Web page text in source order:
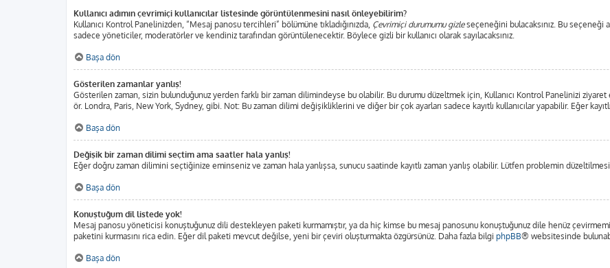
Kullanıcı adımın çevrimiçi kullanıcılar listesinde görüntülenmesini nasıl önleyebilirim?
Kullanıcı Kontrol Panelinizden, “Mesaj panosu tercihleri” bölümüne tıkladığınızda, Çevrimiçi durumumu gizleseçeneğini bulacaksınız. Bu seçeneği
sadece yöneticiler, moderatörler ve kendiniz tarafından görüntülenecektir. Böylece gizli bir kullanıcı olarak sayılacaksınız.
Başa dön
Gösterilen zamanlar yanlış!
Gösterilen zaman, sizin bulunduğunuz yerden farklı bir zaman dilimindeyse bu olabilir. Bu durumu düzeltmek için, Kullanıcı Kontrol Panelinizi
ör. Londra, Paris, New York, Sydney, gibi. Not: Bu zaman dilimi değişikliklerini ve diğer bir çok ayarları sadece kayıtlı kullanıcılar yapabilir. Eğer
Başa dön
Değişik bir zaman dilimi seçtim ama saatler hala yanlış!
Eğer doğru zaman dilimini seçtiğinize eminseniz ve zaman hala yanlışsa, sunucu saatinde kayıtlı zaman yanlış olabilir. Lütfen problemin
Başa dön
Konuştuğum dil listede yok!
Mesaj panosu yöneticisi konuştuğunuz dili destekleyen paketi kurmamıştır, ya da hiç kimse bu mesaj panosunu konuştuğunuz dile henüz
paketini kurmasını rica edin. Eğer dil paketi mevcut değilse, yeni bir çeviri oluşturmakta özgürsünüz. Daha fazla bilgi phpBB® websitesinde
Başa dön